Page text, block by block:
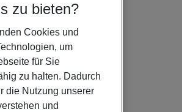
zu bieten?
Cookies und
um
für Sie
zu halten. Dadurch
die Nutzung unserer
und